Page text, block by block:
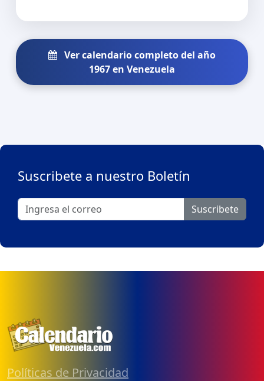
Ver calendario completo del año
1967 en Venezuela
Suscribete a nuestro Boletín
Suscribete
Políticas de Privacidad